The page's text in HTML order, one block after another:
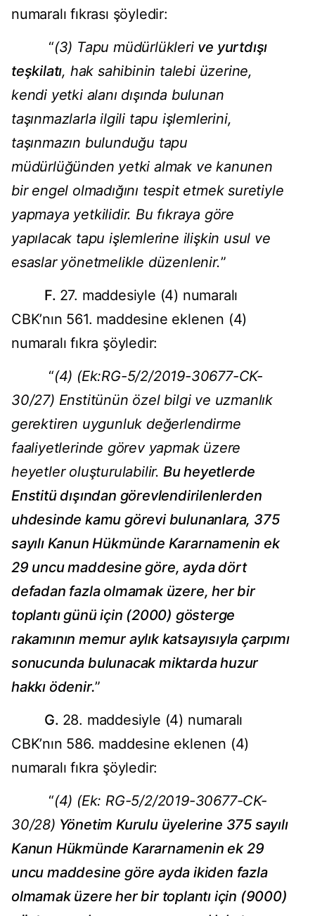
numaralı fıkrası şöyledir:
“(3) Tapu müdürlükleri ve yurtdışı
teşkilatı, hak sahibinin talebi üzerine,
kendi yetki alanı dışında bulunan
taşınmazlarla ilgili tapu işlemlerini,
taşınmazın bulunduğu tapu
müdürlüğünden yetki almak ve kanunen
bir engel olmadığını tespit etmek suretiyle
yapmaya yetkilidir. Bu fıkraya göre
yapılacak tapu işlemlerine ilişkin usul ve
esaslar yönetmelikle düzenlenir.”
F. 27. maddesiyle (4) numaralı
CBK’nın 561. maddesine eklenen (4)
numaralı fıkra şöyledir:
“(4) (Ek:RG-5/2/2019-30677-CK-
30/27) Enstitünün özel bilgi ve uzmanlık
gerektiren uygunluk değerlendirme
faaliyetlerinde görev yapmak üzere
heyetler oluşturulabilir. Bu heyetlerde
Enstitü dışından görevlendirilenlerden
uhdesinde kamu görevi bulunanlara, 375
sayılı Kanun Hükmünde Kararnamenin ek
29 uncu maddesine göre, ayda dört
defadan fazla olmamak üzere, her bir
toplantı günü için (2000) gösterge
rakamının memur aylık katsayısıyla çarpımı
sonucunda bulunacak miktarda huzur
hakkı ödenir.”
G. 28. maddesiyle (4) numaralı
CBK’nın 586. maddesine eklenen (4)
numaralı fıkra şöyledir:
“(4) (Ek: RG-5/2/2019-30677-CK-
30/28) Yönetim Kurulu üyelerine 375 sayılı
Kanun Hükmünde Kararnamenin ek 29
uncu maddesine göre ayda ikiden fazla
olmamak üzere her bir toplantı için (9000)